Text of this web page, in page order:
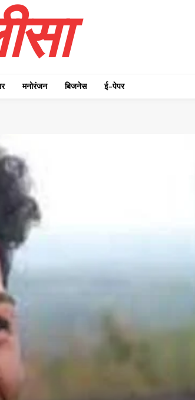
मनोरंजन बिजनेस ई-पेपर